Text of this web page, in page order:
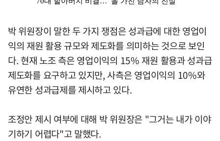
박 위원장이 말한 두 가지 쟁점은 성과급에 대한 영업이
익의 재원 활용 규모와 제도화를 의미하는 것으로 보인
다. 현재 노조 측은 영업이익의 15% 재원 활용과 성과급
제도화를 요구하고 있지만, 사측은 영업이익의 10%와
유연한 성과급제를 제시하고 있다.
조정안 제시 여부에 대해 박 위원장은 "그거는 내가 이야
기하기 어렵다"고 말했다.